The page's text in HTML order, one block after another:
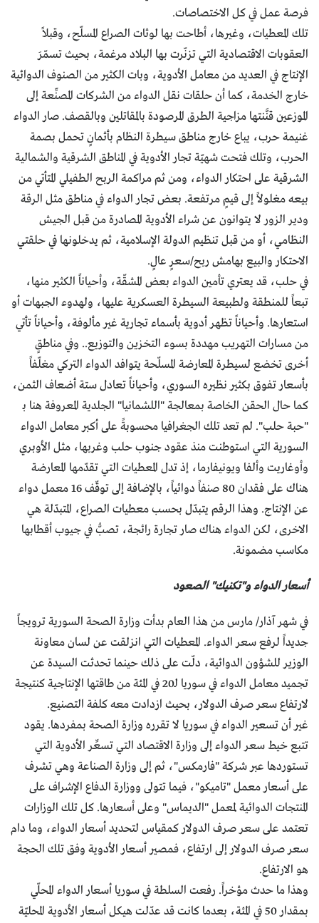
فرصة عمل في كل الاختصاصات.
تلك المعطيات، وغيرها، أطاحت بها لوثات الصراع المسلّح، وقبلاً
العقوبات الاقتصادية التي تزنّرت بها البلاد مرغمة، بحيث تسمّرَ
الإنتاج في العديد من معامل الأدوية، وبات الكثير من الصنوف الدوائية
خارج الخدمة، كما أن حلقات نقل الدواء من الشركات المصنِّعة إلى
الموزعين قنَّنتها مزاجية الطرق المرصودة بالمقاتلين وبالقصف. صار الدواء
غنيمة حرب، يباع خارج مناطق سيطرة النظام بأثمانٍ تحمل بصمة
الحرب، وتلك فتحت شهيّة تجار الأدوية في المناطق الشرقية والشمالية
الشرقية على احتكار الدواء، ومن ثم مراكمة الربح الطفيلي المتأتي من
بيعه مغلولاً إلى قيمٍ مرتفعة. بعض تجار الدواء في مناطق مثل الرقة
ودير الزور لا يتوانون عن شراء الأدوية المصادرة من قبل الجيش
النظامي، أو من قبل تنظيم الدولة الإسلامية، ثم يدخلونها في حلقتي
الاحتكار والبيع بهامش ربح/سعرٍ عالٍ.
في حلب، قد يعتري تأمين الدواء بعض المشقّة، وأحياناً الكثير منها،
تبعاً للمنطقة ولطبيعة السيطرة العسكرية عليها، ولهدوء الجبهات أو
استعارها. وأحياناً تظهر أدوية بأسماء تجارية غير مألوفة، وأحياناً تأتي
من مسارات التهريب مهددة بسوء التخزين والتوزيع.. وفي مناطقٍ
أخرى تخضع لسيطرة المعارضة المسلّحة يتوافد الدواء التركي مغلّفاً
بأسعار تفوق بكثير نظيره السوري، وأحياناً تعادل ستة أضعاف الثمن،
كما حال الحقن الخاصة بمعالجة "اللشمانيا" الجلدية المعروفة هنا بـ
"حبة حلب". لم تعد تلك الجغرافيا محسوبةً على أكبر معامل الدواء
السورية التي استوطنت منذ عقود جنوب حلب وغربها، مثل الأوبري
وأوغاريت وألفا ويونيفارما، إذ تدل المعطيات التي تقدّمها المعارضة
هناك على فقدان 80 صنفاً دوائياً، بالإضافة إلى توقّف 16 معمل دواء
عن الإنتاج. وهذا الرقم يتبدّل بحسب معطيات الصراع، المتبدّلة هي
الاخرى، لكن الدواء هناك صار تجارة رائجة، تصبُّ في جيوب أقطابها
مكاسب مضمونة.
أسعار الدواء و"تكنيك" الصعود
في شهر آذار/ مارس من هذا العام بدأت وزارة الصحة السورية ترويجاً
جديداً لرفع سعر الدواء. المعطيات التي انزلقت عن لسان معاونة
الوزير للشؤون الدوائية، دلّت على ذلك حينما تحدثت السيدة عن
تجميد معامل الدواء في سوريا لـ20 في المئة من طاقتها الإنتاجية كنتيجة
لارتفاع سعر صرف الدولار، بحيث ازدادت معه كلفة التصنيع.
غير أن تسعير الدواء في سوريا لا تقرره وزارة الصحة بمفردها. يقود
تتبع خيط سعر الدواء إلى وزارة الاقتصاد التي تسعِّر الأدوية التي
تستوردها عبر شركة "فارمكس"، ثم إلى وزارة الصناعة وهي تشرف
على أسعار معمل "تاميكو"، فيما تتولى ووزارة الدفاع الإشراف على
المنتجات الدوائية لمعمل "الديماس" وعلى أسعارها. كل تلك الوزارات
تعتمد على سعر صرف الدولار كمقياس لتحديد أسعار الدواء، وما دام
سعر صرف الدولار إلى ارتفاع، فمصير أسعار الأدوية وفق تلك الحجة
هو الارتفاع.
وهذا ما حدث مؤخراً. رفعت السلطة في سوريا أسعار الدواء المحلّي
بمقدار 50 في المئة، بعدما كانت قد عدّلت هيكل أسعار الأدوية المحليّة